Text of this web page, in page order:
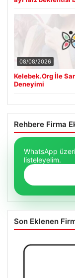
08/08/2026
Kelebek.Org İle
Deneyimi
Rehbere Firma
WhatsApp
listeleyelim.
Son Eklenen